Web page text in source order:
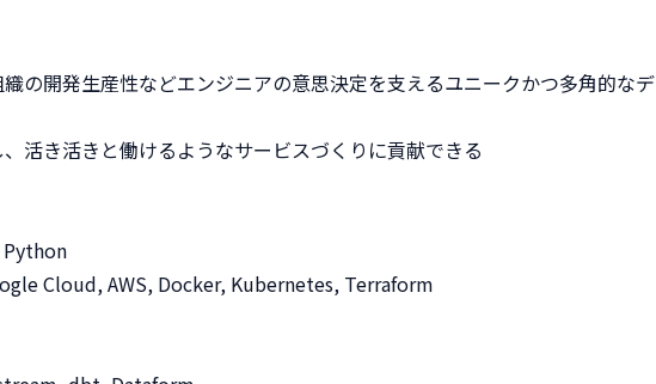
の開発生産性などエンジニアの意思決定を支えるユニークかつ多角的なデ
活き活きと働けるようなサービスづくりに貢献できる
Cloud, AWS, Docker, Kubernetes, Terraform